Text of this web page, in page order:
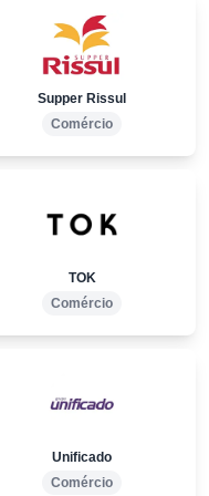
Supper Rissul
Comércio
TOK
Comércio
Unificado
Comércio